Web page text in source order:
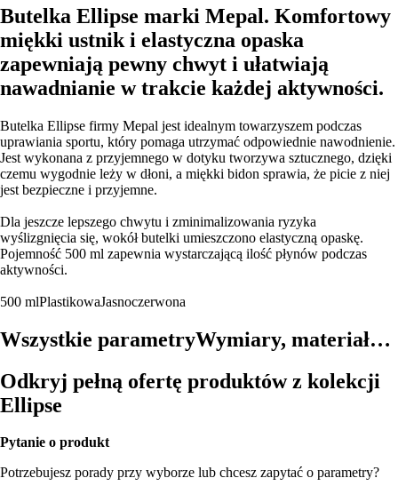
Butelka Ellipse marki Mepal. Komfortowy
miękki ustnik i elastyczna opaska
zapewniają pewny chwyt i ułatwiają
nawadnianie w trakcie każdej aktywności.
Butelka Ellipse firmy Mepal jest idealnym towarzyszem podczas
uprawiania sportu, który pomaga utrzymać odpowiednie nawodnienie.
Jest wykonana z przyjemnego w dotyku tworzywa sztucznego, dzięki
czemu wygodnie leży w dłoni, a miękki bidon sprawia, że picie z niej
jest bezpieczne i przyjemne.
Dla jeszcze lepszego chwytu i zminimalizowania ryzyka
wyślizgnięcia się, wokół butelki umieszczono elastyczną opaskę.
Pojemność 500 ml zapewnia wystarczającą ilość płynów podczas
aktywności.
500 mlPlastikowaJasnoczerwona
Wszystkie parametryWymiary, materiał…
Odkryj pełną ofertę produktów z kolekcji
Ellipse
Pytanie o produkt
Potrzebujesz porady przy wyborze lub chcesz zapytać o parametry?